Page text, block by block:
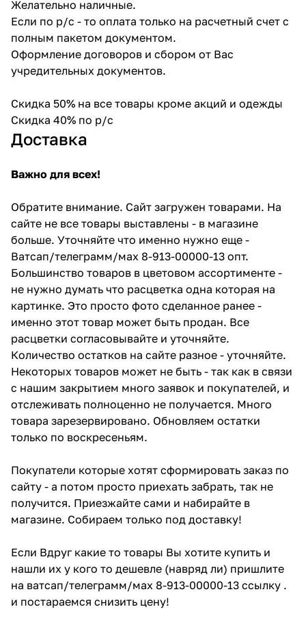
Желательно наличные.
Если по р/с - то оплата только на расчетный счет с
полным пакетом документом.
Оформление договоров и сбором от Вас
учредительных документов.
Скидка 50% на все товары кроме акций и одежды
Скидка 40% по р/с
Доставка
Важно для всех!
Обратите внимание. Сайт загружен товарами. На
сайте не все товары выставлены - в магазине
больше. Уточняйте что именно нужно еще -
Ватсап/телеграмм/мах 8-913-00000-13 опт.
Большинство товаров в цветовом ассортименте -
не нужно думать что расцветка одна которая на
картинке. Это просто фото сделанное ранее -
именно этот товар может быть продан. Все
расцветки согласовывайте и уточняйте.
Количество остатков на сайте разное - уточняйте.
Некоторых товаров может не быть - так как в связи
с нашим закрытием много заявок и покупателей, и
отслеживать полноценно не получается. Много
товара зарезервировано. Обновляем остатки
только по воскресеньям.
Покупатели которые хотят сформировать заказ по
сайту - а потом просто приехать забрать, так не
получится. Приезжайте сами и набирайте в
магазине. Собираем только под доставку!
Если Вдруг какие то товары Вы хотите купить и
нашли их у кого то дешевле (навряд ли) пришлите
на ватсап/телеграмм/мах 8-913-00000-13 ссылку .
и постараемся снизить цену!